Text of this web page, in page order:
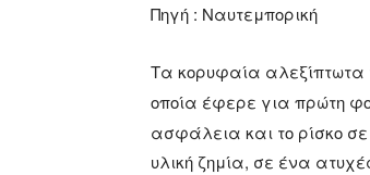
Πηγή : Ναυτεμπορική
Τα κορυφαία αλεξίπτωτα
οποία έφερε για πρώτη
ασφάλεια και το ρίσκο
υλική ζημία, σε ένα